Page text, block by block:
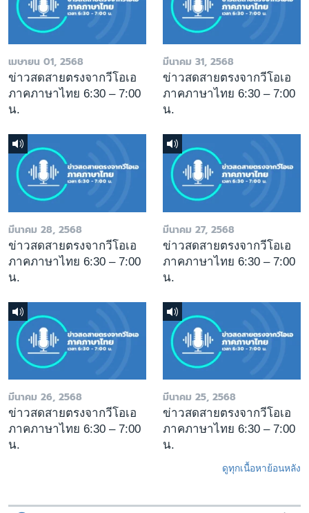
เมษายน 01, 2568
ข่าวสดสายตรงจากวีโอเอ
ภาคภาษาไทย 6:30 – 7:00
น.
มีนาคม 31, 2568
ข่าวสดสายตรงจากวีโอเอ
ภาคภาษาไทย 6:30 – 7:00
น.
มีนาคม 28, 2568
ข่าวสดสายตรงจากวีโอเอ
ภาคภาษาไทย 6:30 – 7:00
น.
มีนาคม 27, 2568
ข่าวสดสายตรงจากวีโอเอ
ภาคภาษาไทย 6:30 – 7:00
น.
มีนาคม 26, 2568
ข่าวสดสายตรงจากวีโอเอ
ภาคภาษาไทย 6:30 – 7:00
น.
มีนาคม 25, 2568
ข่าวสดสายตรงจากวีโอเอ
ภาคภาษาไทย 6:30 – 7:00
น.
ดูทุกเนื้อหาย้อนหลัง